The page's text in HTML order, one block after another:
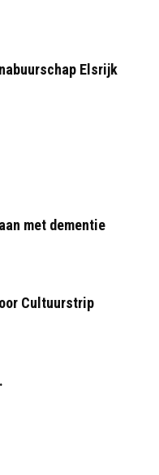
Elsrijk
met dementie
Cultuurstrip